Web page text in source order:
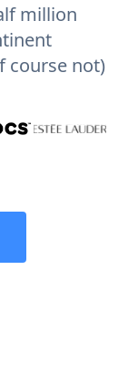
million
course not)